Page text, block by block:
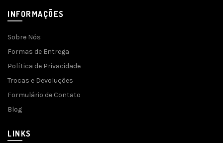
INFORMAÇÕES
Sobre Nós
Formas de Entrega
Política de Privacidade
Trocas e Devoluções
Formulário de Contato
Blog
LINKS